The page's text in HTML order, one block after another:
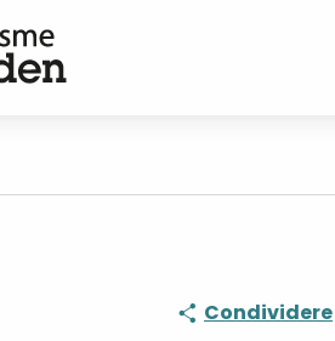
Condividere